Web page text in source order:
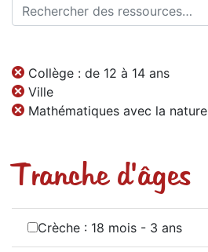
Collège : de 12 à 14 ans
Ville
Mathématiques avec la nature
Tranche d'âges
Crèche : 18 mois - 3 ans